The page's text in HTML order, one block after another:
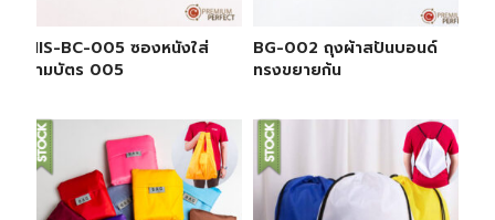
MIS-BC-005 ซองหนังใส่
นามบัตร 005
BG-002 ถุงผ้าสปันบอนด์
ทรงขยายก้น